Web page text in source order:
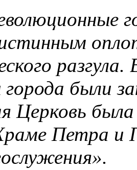
города были
Церковь
Петра и